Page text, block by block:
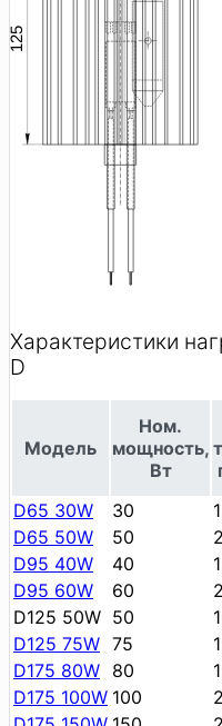
Характеристики
D
Модель
Ном.
мощность,
Вт
D65 30W 30
D65 50W
50
D95 40W
40
D95 60W
60
D125 50W 50
D125 75W 75
D175 80W 80
D175 100W 100